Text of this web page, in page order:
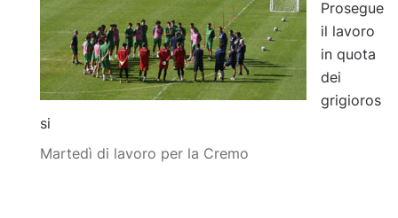
Prosegue
il lavoro
in quota
dei
grigioros
si
Martedì di lavoro per la Cremo